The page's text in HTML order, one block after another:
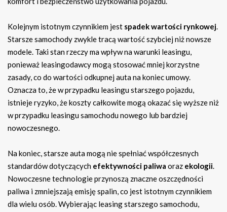
Kolejnym istotnym czynnikiem jest spadek wartości rynkowej.
Starsze samochody zwykle tracą wartość szybciej niż nowsze
modele. Taki stan rzeczy ma wpływ na warunki leasingu,
ponieważ leasingodawcy mogą stosować mniej korzystne
zasady, co do wartości odkupnej auta na koniec umowy.
Oznacza to, że w przypadku leasingu starszego pojazdu,
istnieje ryzyko, że koszty całkowite mogą okazać się wyższe niż
w przypadku leasingu samochodu nowego lub bardziej
nowoczesnego.
Na koniec, starsze auta mogą nie spełniać współczesnych
standardów dotyczących efektywności paliwa oraz ekologii.
Nowoczesne technologie przynoszą znaczne oszczędności
paliwa i zmniejszają emisję spalin, co jest istotnym czynnikiem
dla wielu osób. Wybierając leasing starszego samochodu,